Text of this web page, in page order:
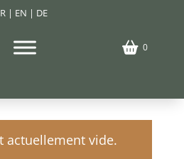
| EN | DE
0
actuellement vide.